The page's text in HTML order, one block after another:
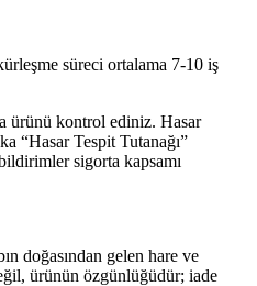
süreci ortalama 7-10 iş
ürünü kontrol ediniz. Hasar
“Hasar Tespit Tutanağı”
sigorta kapsamı
doğasından gelen hare ve
ürünün özgünlüğüdür; iade